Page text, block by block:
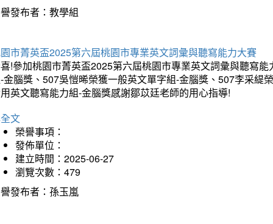
發布者：教學組
市菁英盃2025第六屆桃園市專業英文詞彙與聽寫能力大賽
!參加桃園市菁英盃2025第六屆桃園市專業英文詞彙與聽寫
金腦獎、507吳愷晞榮獲一般英文單字組-金腦獎、507李采緹
英文聽寫能力組-金腦獎感謝鄒苡廷老師的用心指導!
文
榮譽事項：
發佈單位：
建立時間：2025-06-27
瀏覽次數：479
發布者：孫玉嵐